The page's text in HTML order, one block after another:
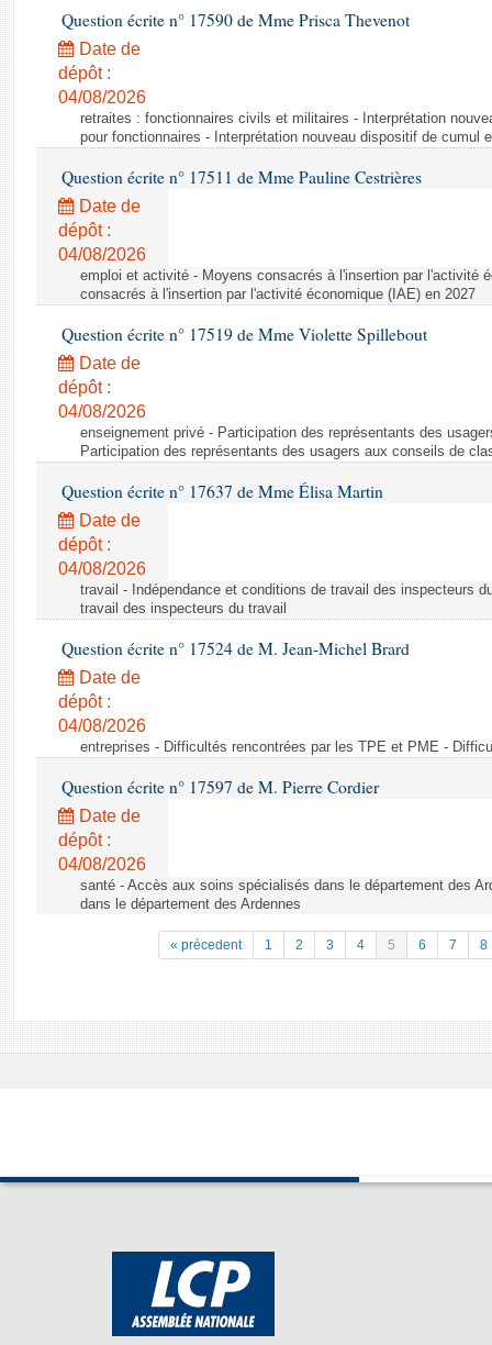
Question écrite n° 17590 de Mme Prisca Thevenot
Date de
dépôt :
04/08/2026
retraites : fonctionnaires civils et militaires - Interprétation
pour fonctionnaires - Interprétation nouveau dispositif de cumul
Question écrite n° 17511 de Mme Pauline Cestrières
Date de
dépôt :
04/08/2026
emploi et activité - Moyens consacrés à l'insertion par l'activité
consacrés à l'insertion par l'activité économique (IAE) en 2027
Question écrite n° 17519 de Mme Violette Spillebout
Date de
dépôt :
04/08/2026
enseignement privé - Participation des représentants des
Participation des représentants des usagers aux conseils de
Question écrite n° 17637 de Mme Élisa Martin
Date de
dépôt :
04/08/2026
travail - Indépendance et conditions de travail des inspecteurs
travail des inspecteurs du travail
Question écrite n° 17524 de M. Jean-Michel Brard
Date de
dépôt :
04/08/2026
entreprises - Difficultés rencontrées par les TPE et PME -
Question écrite n° 17597 de M. Pierre Cordier
Date de
dépôt :
04/08/2026
santé - Accès aux soins spécialisés dans le département des
dans le département des Ardennes
« précedent 1 2 3 4 5 6 7 8